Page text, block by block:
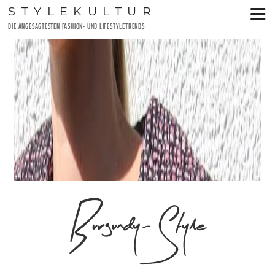
Zum
Inhalt
STYLEKULTUR
DIE ANGESAGTESTEN FASHION- UND LIFESTYLETRENDS
Burgundy-Style